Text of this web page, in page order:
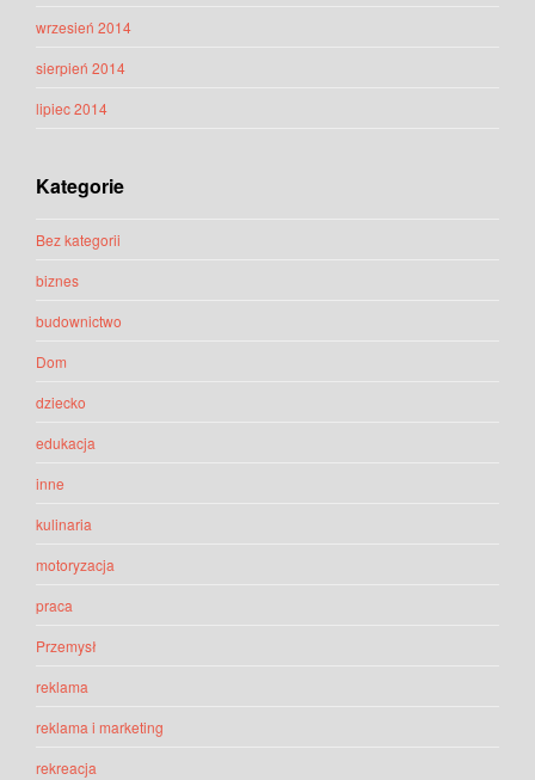
wrzesień 2014
sierpień 2014
lipiec 2014
Kategorie
Bez kategorii
biznes
budownictwo
Dom
dziecko
edukacja
inne
kulinaria
motoryzacja
praca
Przemysł
reklama
reklama i marketing
rekreacja